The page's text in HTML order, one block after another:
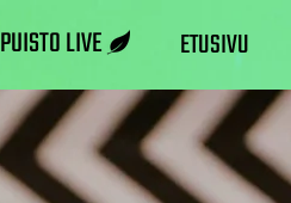
PUISTO LIVE ETUSIVU